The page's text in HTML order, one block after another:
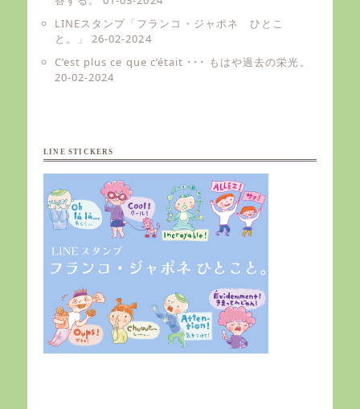
LINEスタンプ「フランコ・ジャポネ ひとこ
と。」
26-02-2024
C’est plus ce que c’était ･･･ もはや過去の栄光。
20-02-2024
LINE STICKERS